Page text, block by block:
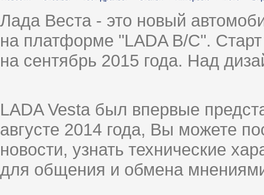
Лада Веста - это новый
на платформе "LADA B/C".
на сентябрь 2015 года. Над
LADA Vesta был впервые
августе 2014 года, Вы можете
новости, узнать технические
для общения и обмена